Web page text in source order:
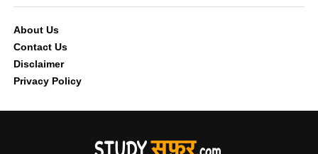
About Us
Contact Us
Disclaimer
Privacy Policy